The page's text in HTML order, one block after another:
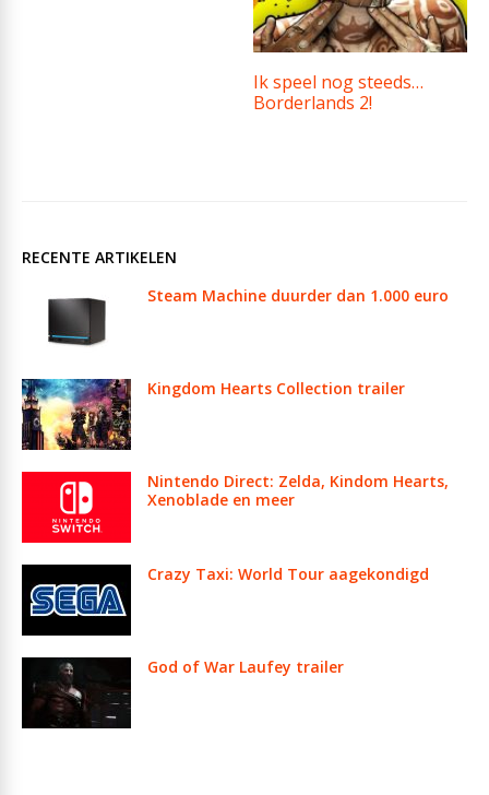
Ik speel nog steeds…
Borderlands 2!
RECENTE ARTIKELEN
Steam Machine duurder dan 1.000 euro
Kingdom Hearts Collection trailer
Nintendo Direct: Zelda, Kindom Hearts,
Xenoblade en meer
Crazy Taxi: World Tour aagekondigd
God of War Laufey trailer